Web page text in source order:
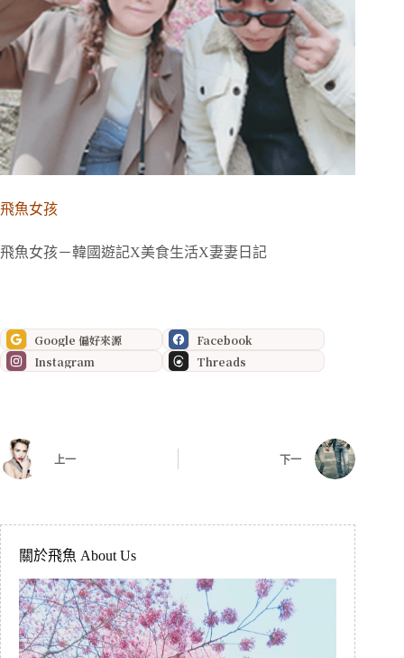
飛魚女孩
飛魚女孩－韓國遊記X美食生活X妻妻日記
Google 偏好來源
Facebook
Instagram
Threads
上一 下一
關於飛魚 About Us